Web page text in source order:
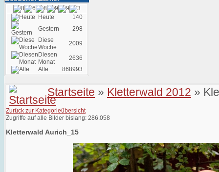
Heute
140
Gestern
298
Diese
Woche
2009
Diesen
Monat
2636
Alle
868993
Startseite » Kletterwald 2012 »
Zurück zur Kategorieübersicht
Zugriffe auf alle Bilder bislang: 286.058
Kletterwald Aurich_15